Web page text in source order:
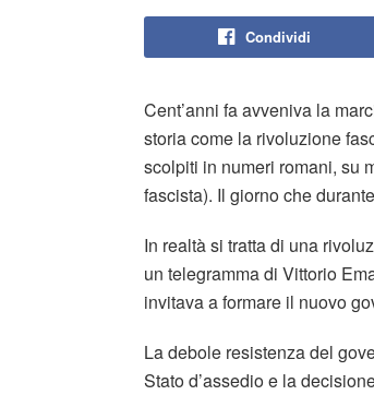
Condividi
Cent’anni fa avveniva la
storia come la rivoluzione
scolpiti in numeri romani, su
fascista). Il giorno che
In realtà si tratta di una
un telegramma di Vittorio
invitava a formare il nuovo
La debole resistenza del
Stato d’assedio e la